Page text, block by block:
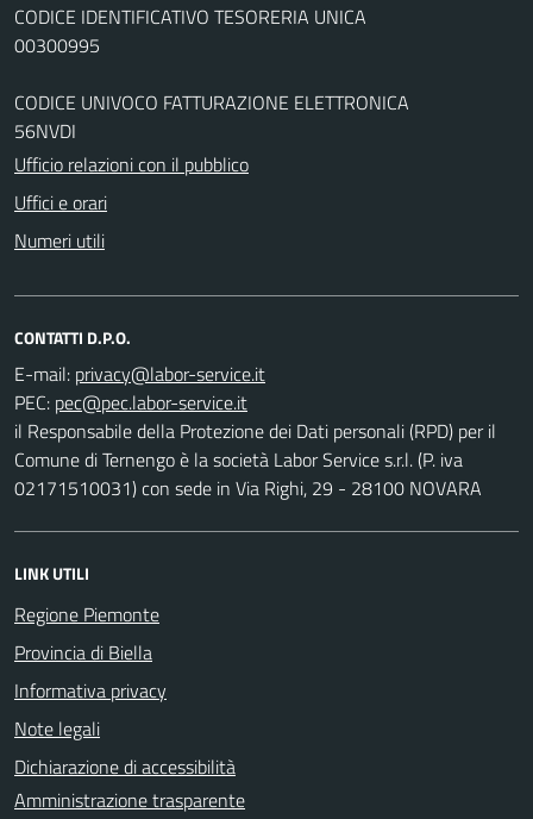
CODICE IDENTIFICATIVO TESORERIA UNICA
00300995
CODICE UNIVOCO FATTURAZIONE ELETTRONICA
56NVDI
Ufficio relazioni con il pubblico
Uffici e orari
Numeri utili
CONTATTI D.P.O.
E-mail:
PEC:
il Responsabile della Protezione dei Dati personali (RPD) per il
Comune di Ternengo è la società Labor Service s.r.l. (P. iva
02171510031) con sede in Via Righi, 29 - 28100 NOVARA
LINK UTILI
Regione Piemonte
Provincia di Biella
Informativa privacy
Note legali
Dichiarazione di accessibilità
Amministrazione trasparente